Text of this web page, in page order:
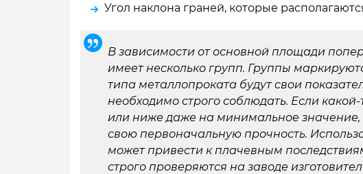
Угол наклона граней, которые
В зависимости от основной площади
имеет несколько групп. Группы
типа металлопроката будут свои
необходимо строго соблюдать. Если
или ниже даже на минимальное значение,
свою первоначальную прочность.
может привести к плачевным
строго проверяются на заводе